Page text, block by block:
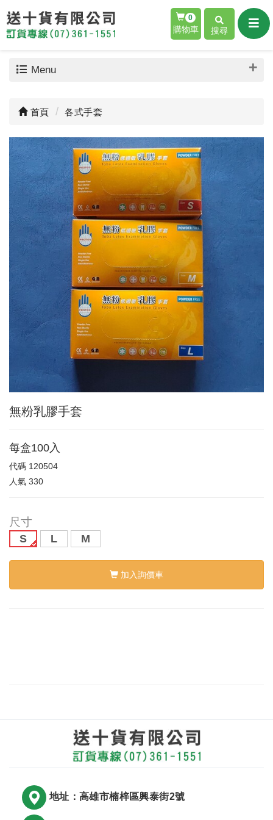
0
購物車 搜尋
Menu
首頁 各式手套
無粉乳膠手套
每盒100入
代碼 120504
人氣 330
尺寸
S L M
加入詢價車
地址：高雄市楠梓區興泰街2號